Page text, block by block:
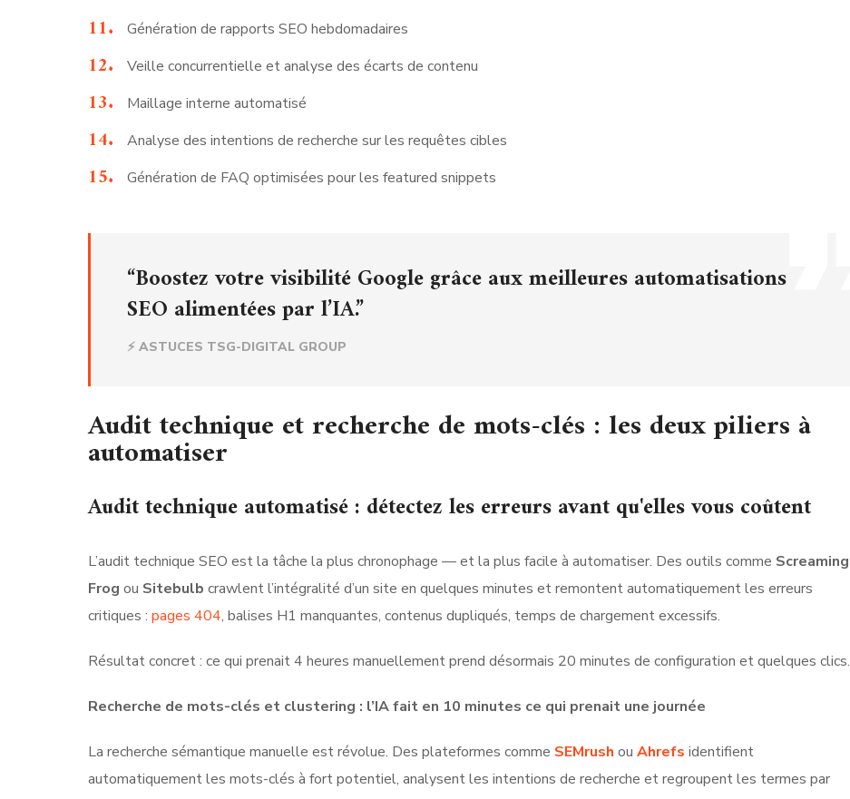
Génération de rapports SEO hebdomadaires
Veille concurrentielle et analyse des écarts de contenu
Maillage interne automatisé
Analyse des intentions de recherche sur les requêtes cibles
Génération de FAQ optimisées pour les featured snippets
“Boostez votre visibilité Google grâce aux meilleures automatisations
SEO alimentées par l’IA.”
⚡ ASTUCES TSG-DIGITAL GROUP
Audit technique et recherche de mots-clés : les deux piliers à
automatiser
Audit technique automatisé : détectez les erreurs avant qu'elles vous coûtent
L’audit technique SEO est la tâche la plus chronophage — et la plus facile à automatiser. Des outils comme Screaming
Frog ou Sitebulb crawlent l’intégralité d’un site en quelques minutes et remontent automatiquement les erreurs
critiques : pages 404, balises H1 manquantes, contenus dupliqués, temps de chargement excessifs.
Résultat concret : ce qui prenait 4 heures manuellement prend désormais 20 minutes de configuration et quelques clics.
Recherche de mots-clés et clustering : l’IA fait en 10 minutes ce qui prenait une journée
La recherche sémantique manuelle est révolue. Des plateformes comme SEMrush ou Ahrefs identifient
automatiquement les mots-clés à fort potentiel, analysent les intentions de recherche et regroupent les termes par